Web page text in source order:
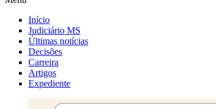
Início
Judiciário MS
Últimas notícias
Decisões
Carreira
Artigos
Expediente